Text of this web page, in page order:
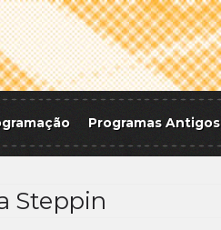
Programas Antigos
Steppin